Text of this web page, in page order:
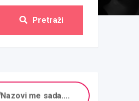
Pretraži
Nazovi me sada....